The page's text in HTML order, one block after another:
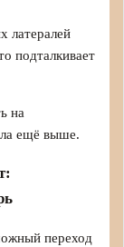
латералей
подталкивает
на
ещё выше.
переход